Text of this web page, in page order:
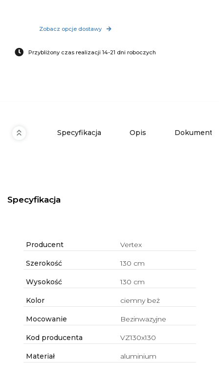
Zobacz opcje dostawy
Przybliżony czas realizacji 14-21 dni roboczych
Specyfikacja Opis Dokumenty
Specyfikacja
Producent Vertex
Szerokość 130 cm
Wysokość 130 cm
Kolor ciemny beż
Mocowanie Bezinwazyjne
Kod producenta VZ130x130
Materiał aluminium